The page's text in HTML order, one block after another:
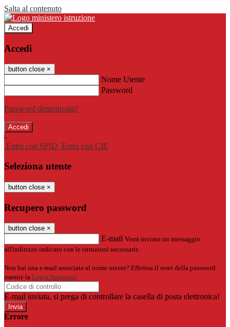
Salta al contenuto
Accedi
Accedi
button close ×
Nome Utente
Password
Password dimenticata?
-
Entra con SPID Entra con CIE
Seleziona utente
button close ×
Recupero password
button close ×
E-mail Verrà inviato un messaggio
all'indirizzo indicato con le istruzioni necessarie.
Non hai una e-mail associata al nome utente? Effettua il reset della password
tramite la Login Spaggiari
E-mail inviata, si prega di controllare la casella di posta elettronica!
Errore